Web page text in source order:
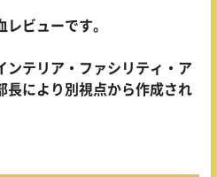
ビューです。
ンテリア・ファシリティ・ア
長により別視点から作成され